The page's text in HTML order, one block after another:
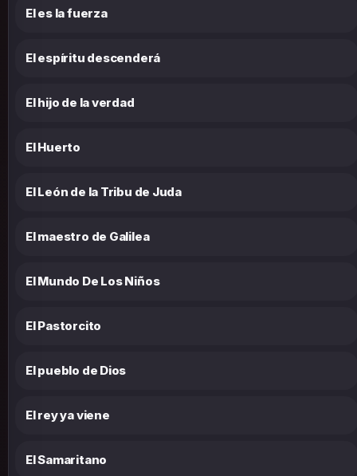
El es la fuerza
El espíritu descenderá
El hijo de la verdad
El Huerto
El León de la Tribu de Juda
El maestro de Galilea
El Mundo De Los Niños
El Pastorcito
El pueblo de Dios
El rey ya viene
El Samaritano